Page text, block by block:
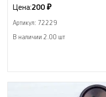
Цена:200 ₽
Артикул: 72229
В наличии 2.00 шт